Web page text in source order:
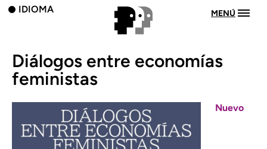
IDIOMA MENÚ
Diálogos entre economías
feministas
Nuevo